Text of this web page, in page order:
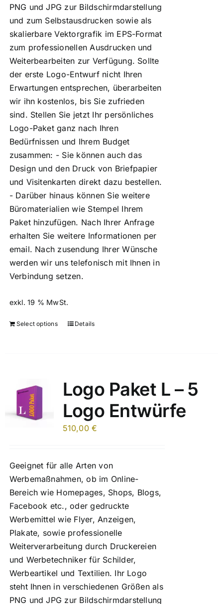
PNG und JPG zur Bildschirmdarstellung
und zum Selbstausdrucken sowie als
skalierbare Vektorgrafik im EPS-Format
zum professionellen Ausdrucken und
Weiterbearbeiten zur Verfügung. Sollte
der erste Logo-Entwurf nicht Ihren
Erwartungen entsprechen, überarbeiten
wir ihn kostenlos, bis Sie zufrieden
sind. Stellen Sie jetzt Ihr persönliches
Logo-Paket ganz nach Ihren
Bedürfnissen und Ihrem Budget
zusammen: - Sie können auch das
Design und den Druck von Briefpapier
und Visitenkarten direkt dazu bestellen.
- Darüber hinaus können Sie weitere
Büromaterialien wie Stempel Ihrem
Paket hinzufügen. Nach Ihrer Anfrage
erhalten Sie weitere Informationen per
email. Nach zusendung Ihrer Wünsche
werden wir uns telefonisch mit Ihnen in
Verbindung setzen.
exkl. 19 % MwSt.
Select options Details
Logo Paket L – 5
Logo Entwürfe
510,00€
Geeignet für alle Arten von
Werbemaßnahmen, ob im Online-
Bereich wie Homepages, Shops, Blogs,
Facebook etc., oder gedruckte
Werbemittel wie Flyer, Anzeigen,
Plakate, sowie professionelle
Weiterverarbeitung durch Druckereien
und Werbetechniker für Schilder,
Werbeartikel und Textilien. Ihr Logo
steht Ihnen in verschiedenen Größen als
PNG und JPG zur Bildschirmdarstellung